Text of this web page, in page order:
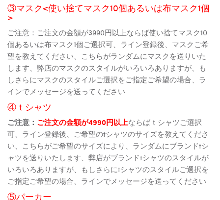
③マスク<使い捨てマスク10個あるいは布マスク1個
>
ご注意：ご注文の金額が3990円以上ならば使い捨てマスク10
個あるいは布マスク1個ご選択可、ライン登録後、マスクご希
望を教えてください、こちらがランダムにマスクを送りいた
します、弊店のマスクのスタイルがいろいろありますが、も
しさらにマスクのスタイルご選択をご指定ご希望の場合、ラ
インでメッセージを送ってください
④ｔシャツ
ご注意： ご注文の金額が4990円以上ならばｔシャツご選択
可、ライン登録後、ご希望のtシャツのサイズを教えてくださ
い、こちらがご希望のサイズにより、ランダムにブランドtシ
ャツを送りいたします、弊店がブランドtシャツのスタイルが
いろいろありますが、もしさらにtシャツのスタイルご選択を
ご指定ご希望の場合、ラインでメッセージを送ってください
⑤パーカー